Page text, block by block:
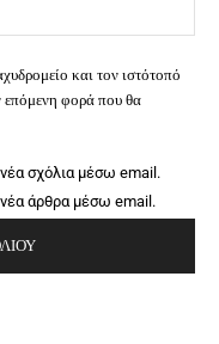
και τον ιστότοπό
επόμενη φορά που θα
σχόλια μέσω email.
άρθρα μέσω email.